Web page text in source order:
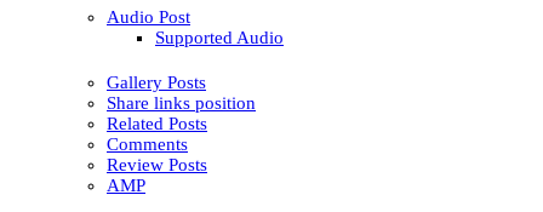
Audio Post
Supported Audio
Gallery Posts
Share links position
Related Posts
Comments
Review Posts
AMP